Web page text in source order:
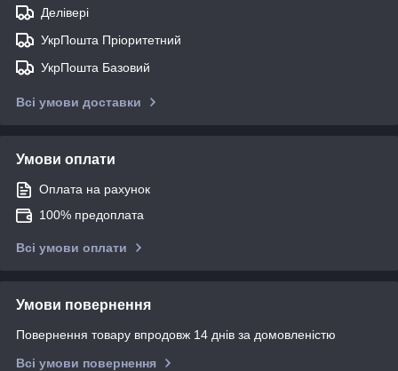
Делівері
УкрПошта Пріоритетний
УкрПошта Базовий
Всі умови доставки
Умови оплати
Оплата на рахунок
100% предоплата
Всі умови оплати
Умови повернення
Повернення товару впродовж 14 днів за домовленістю
Всі умови повернення